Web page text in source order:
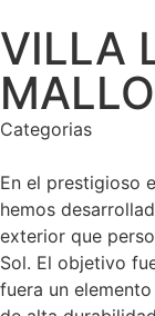
VILLA
Categorias
En el prestigioso
hemos
exterior que
Sol. El objetivo
fuera un